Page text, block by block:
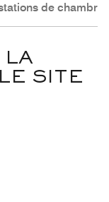
de chambre
LA
SITE